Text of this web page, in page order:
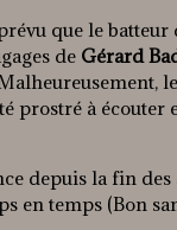
que le batteur
de Gérard
prostré à
depuis la fin des
en temps (Bon